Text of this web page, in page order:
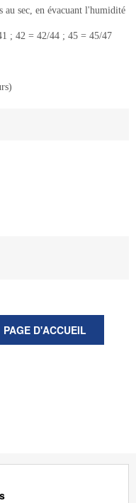
sec, en évacuant l'humidité
; 42 = 42/44 ; 45 = 45/47